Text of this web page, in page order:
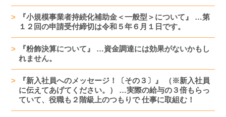
『小規模事業者持続化補助金＜一般型＞について』 …第
１２回の申請受付締切は令和５年６月１日です。
『粉飾決算について』 …資金調達には効果がないかもし
れません。
『新入社員へのメッセージ！〔その３〕』 （※新入社員
に伝えてあげてください。） …実際の給与の３倍もらっ
ていて、役職も２階級上のつもりで 仕事に取組む！